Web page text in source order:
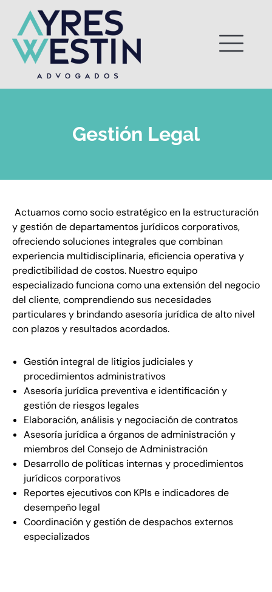
contenido
Gestión Legal
Actuamos como socio estratégico en la estructuración
y gestión de departamentos jurídicos corporativos,
ofreciendo soluciones integrales que combinan
experiencia multidisciplinaria, eficiencia operativa y
predictibilidad de costos. Nuestro equipo
especializado funciona como una extensión del negocio
del cliente, comprendiendo sus necesidades
particulares y brindando asesoría jurídica de alto nivel
con plazos y resultados acordados.
Gestión integral de litigios judiciales y
procedimientos administrativos
Asesoría jurídica preventiva e identificación y
gestión de riesgos legales
Elaboración, análisis y negociación de contratos
Asesoría jurídica a órganos de administración y
miembros del Consejo de Administración
Desarrollo de políticas internas y procedimientos
jurídicos corporativos
Reportes ejecutivos con KPIs e indicadores de
desempeño legal
Coordinación y gestión de despachos externos
especializados